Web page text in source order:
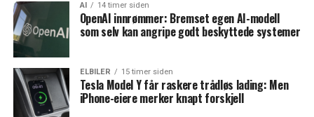
AI 14 timer siden
OpenAI innrømmer: Bremset egen AI-modell
som selv kan angripe godt beskyttede systemer
ELBILER 15 timer siden
Tesla Model Y får raskere trådløs lading: Men
iPhone-eiere merker knapt forskjell